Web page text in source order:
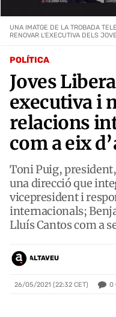
POLÍTICA
Joves
executiva i
relacions
com a eix
Toni Puig,
una direcció que
vicepresident i
internacionals;
Lluís Cantos com a
ALTAVEU
26/05/2021 (22:32 CET) 0
UNA IMATGE DE LA TROBADA
RENOVAR L'EXECUTIVA DELS